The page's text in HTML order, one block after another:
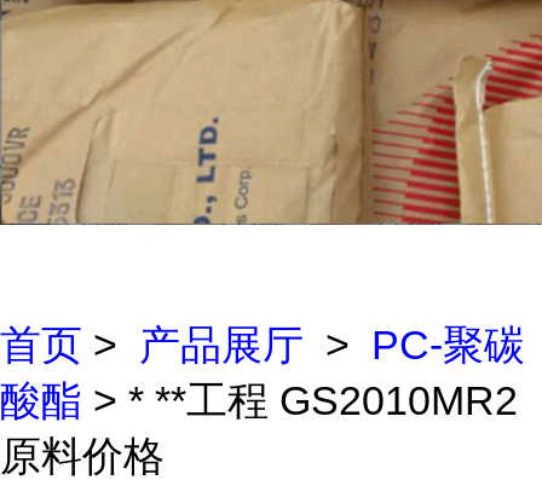
首页 > 产品展厅 > PC-聚碳
酸酯 > * **工程 GS2010MR2
原料价格